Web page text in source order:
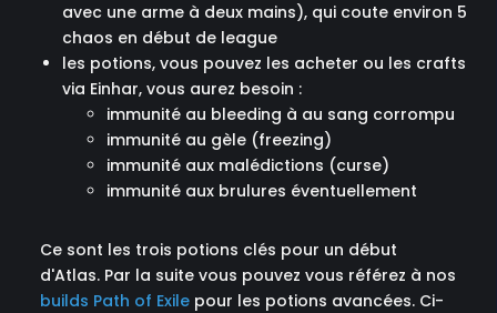
avec une arme à deux mains), qui coute environ 5
chaos en début de league
les potions, vous pouvez les acheter ou les crafts
via Einhar, vous aurez besoin :
immunité au bleeding à au sang corrompu
immunité au gèle (freezing)
immunité aux malédictions (curse)
immunité aux brulures éventuellement
Ce sont les trois potions clés pour un début
d'Atlas. Par la suite vous pouvez vous référez à nos
builds Path of Exile pour les potions avancées. Ci-